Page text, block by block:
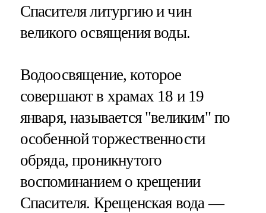
Спасителя литургию и чин
великого освящения воды.
Водоосвящение, которое
совершают в храмах 18 и 19
января, называется "великим" по
особенной торжественности
обряда, проникнутого
воспоминанием о крещении
Спасителя. Крещенская вода —